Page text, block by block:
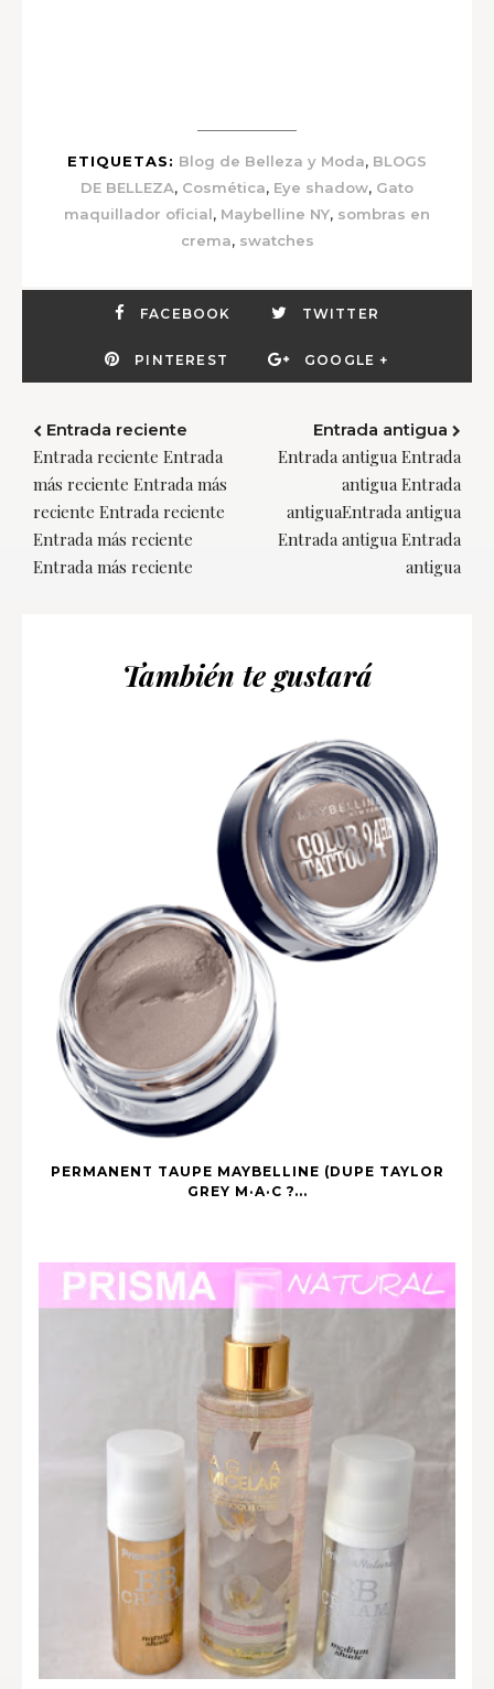
ETIQUETAS: Blog de Belleza y Moda, BLOGS
DE BELLEZA, Cosmética, Eye shadow, Gato
maquillador oficial, Maybelline NY, sombras en
crema, swatches
FACEBOOK TWITTER
PINTEREST GOOGLE +
Entrada reciente
Entrada reciente Entrada
más reciente Entrada más
reciente Entrada reciente
Entrada más reciente
Entrada más reciente
Entrada antigua
Entrada antigua Entrada
antigua Entrada
antiguaEntrada antigua
Entrada antigua Entrada
antigua
También te gustará
PERMANENT TAUPE MAYBELLINE (DUPE TAYLOR
GREY M·A·C ?...